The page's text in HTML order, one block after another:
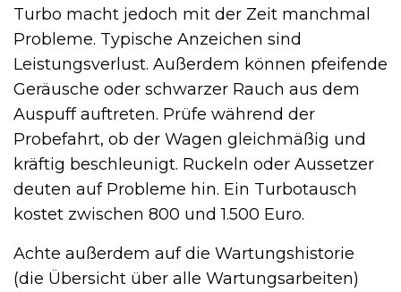
Turbo macht jedoch mit der Zeit manchmal
Probleme. Typische Anzeichen sind
Leistungsverlust. Außerdem können pfeifende
Geräusche oder schwarzer Rauch aus dem
Auspuff auftreten. Prüfe während der
Probefahrt, ob der Wagen gleichmäßig und
kräftig beschleunigt. Ruckeln oder Aussetzer
deuten auf Probleme hin. Ein Turbotausch
kostet zwischen 800 und 1.500 Euro.
Achte außerdem auf die Wartungshistorie
(die Übersicht über alle Wartungsarbeiten)